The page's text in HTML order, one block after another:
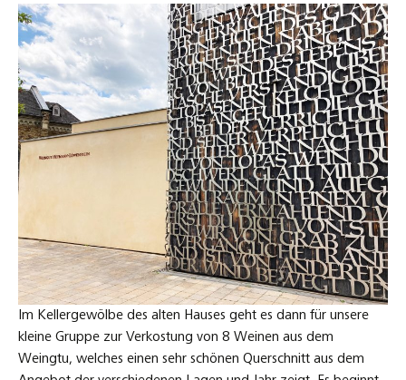
Im Kellergewölbe des alten Hauses geht es dann für unsere
kleine Gruppe zur Verkostung von 8 Weinen aus dem
Weingtu, welches einen sehr schönen Querschnitt aus dem